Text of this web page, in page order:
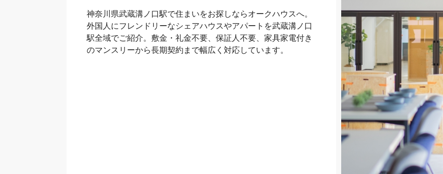
神奈川県武蔵溝ノ口駅で住まいをお探しならオークハウスへ。
外国人にフレンドリーなシェアハウスやアパートを武蔵溝ノ口
駅全域でご紹介。敷金・礼金不要、保証人不要、家具家電付き
のマンスリーから長期契約まで幅広く対応しています。